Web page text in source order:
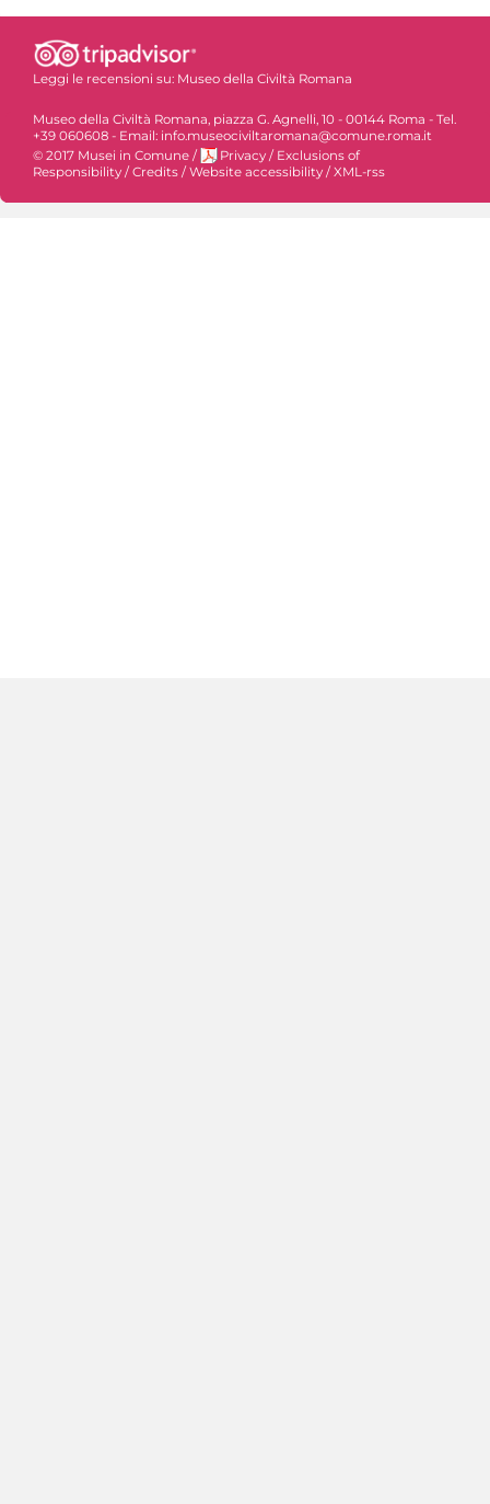
Leggi le recensioni su: Museo della Civiltà Romana
Museo della Civiltà Romana, piazza G. Agnelli, 10 - 00144 Roma - Tel.
+39 060608 - Email: info.museociviltaromana@comune.roma.it
© 2017 Musei in Comune / Privacy / Exclusions of
Responsibility /Credits /Website accessibility /XML-rss